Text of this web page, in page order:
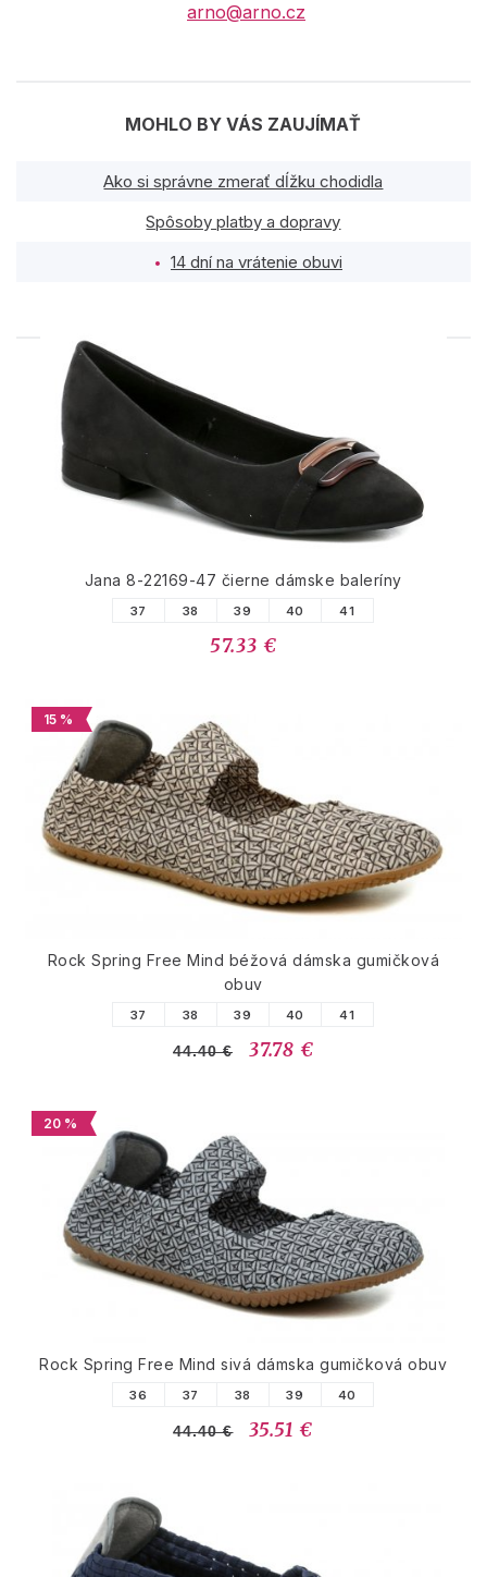
arno@arno.cz
MOHLO BY VÁS ZAUJÍMAŤ
Ako si správne zmerať dĺžku chodidla
Spôsoby platby a dopravy
14 dní na vrátenie obuvi
PODOBNÉ PRODUKTY
Jana 8-22169-47 čierne dámske baleríny
37 38 39 40 41
57.33 €
15 %
Rock Spring Free Mind béžová dámska gumičková
obuv
37 38 39 40 41
44.40 € 37.78 €
20 %
Rock Spring Free Mind sivá dámska gumičková obuv
36 37 38 39 40
44.40 € 35.51 €